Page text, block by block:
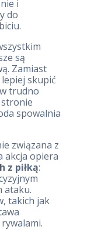
i
do
są
Zamiast
skupić
trudno
spowalnia
związana z
akcja opiera
z piłką:
ataku.
takich jak